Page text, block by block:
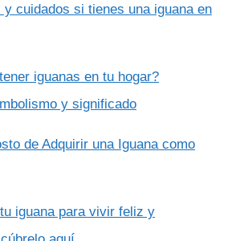
cuidados si tienes una iguana en
iguanas en tu hogar?
y significado
de Adquirir una Iguana como
iguana para vivir feliz y